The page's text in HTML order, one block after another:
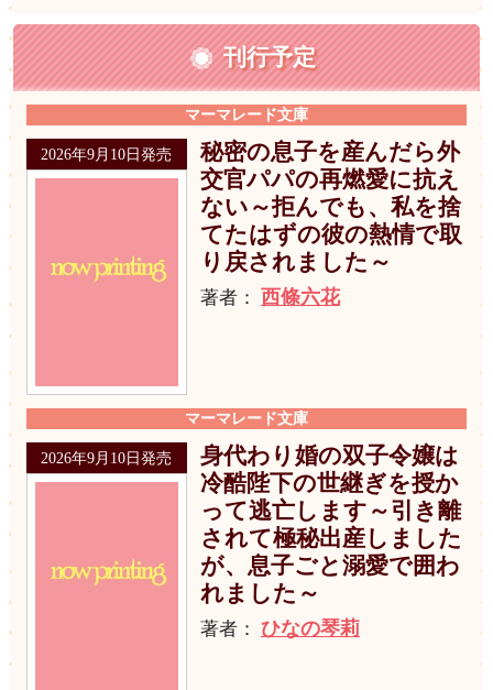
刊行予定
マーマレード文庫
2026年9月10日発売
秘密の息子を産んだら外
交官パパの再燃愛に抗え
ない～拒んでも、私を捨
てたはずの彼の熱情で取
り戻されました～
著者： 西條六花
マーマレード文庫
2026年9月10日発売
身代わり婚の双子令嬢は
冷酷陛下の世継ぎを授か
って逃亡します～引き離
されて極秘出産しました
が、息子ごと溺愛で囲わ
れました～
著者： ひなの琴莉